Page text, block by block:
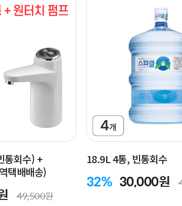
통회수) +
택배배송)
49,500원
18.9L 4통, 빈통회수
32% 30,000원